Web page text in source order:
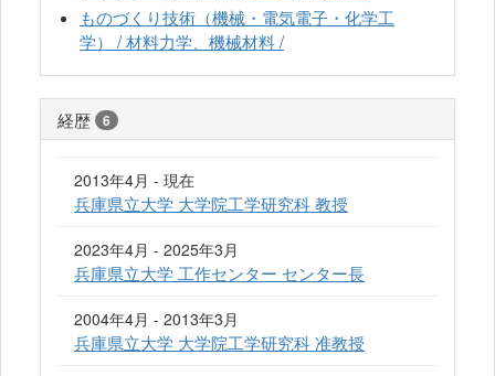
ものづくり技術（機械・電気電子・化学工
学） / 材料力学、機械材料 /
経歴 6
2013年4月 - 現在
兵庫県立大学 大学院工学研究科 教授
2023年4月 - 2025年3月
兵庫県立大学 工作センター センター長
2004年4月 - 2013年3月
兵庫県立大学 大学院工学研究科 准教授